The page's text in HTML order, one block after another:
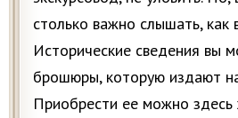
столько важно слышать, как
Исторические сведения вы
брошюры, которую издают
Приобрести ее можно здесь